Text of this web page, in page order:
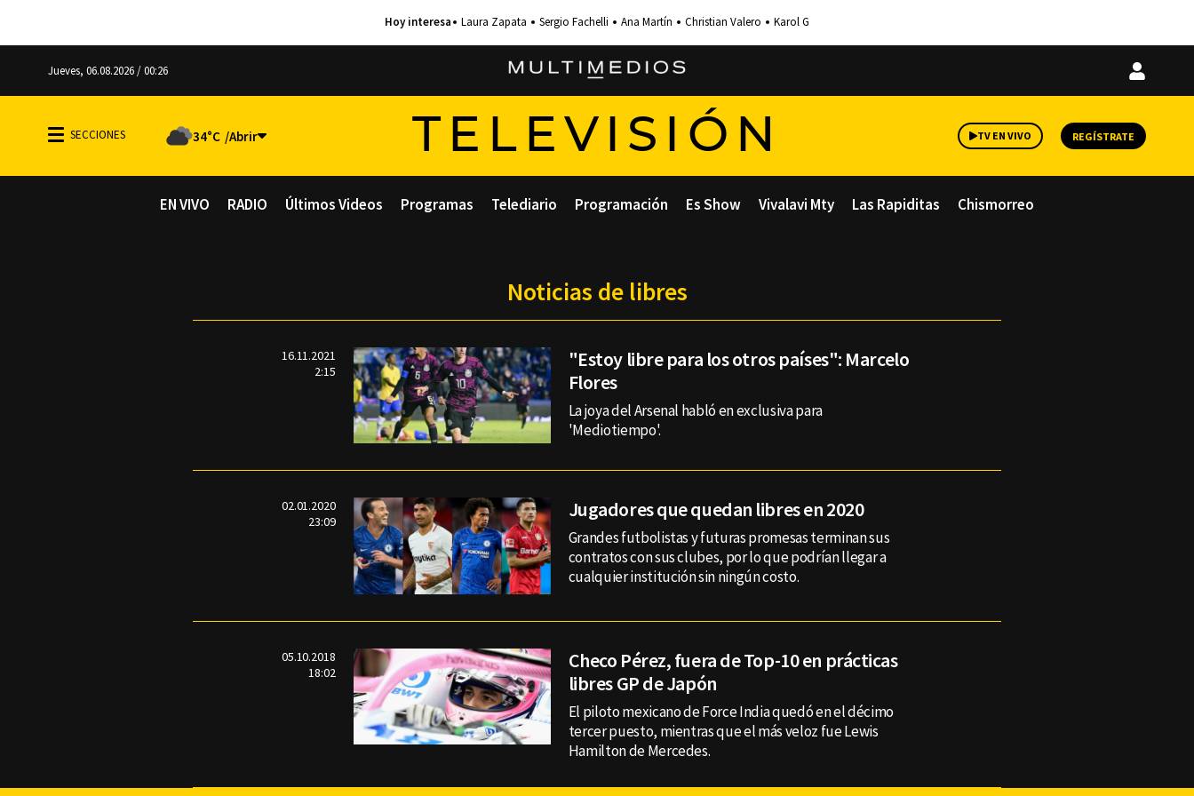
Laura Zapata Sergio Fachelli Ana Martín Christian Valero Karol G
Jueves, 06.08.2026 / 00:26
Iniciar
34°C TELEVISIÓN TV EN VIVO REGÍSTRATE
EN VIVO RADIO Últimos Videos Programas Telediario Programación Es Show Vivalavi Mty Las Rapiditas Chismorreo
Noticias de libres
16.11.2021
2:15
"Estoy libre para los otros países": Marcelo
Flores
La joya del Arsenal habló en exclusiva para
'Mediotiempo'.
02.01.2020
23:09
Jugadores que quedan libres en 2020
Grandes futbolistas y futuras promesas terminan sus
contratos con sus clubes, por lo que podrían llegar a
cualquier institución sin ningún costo.
05.10.2018
18:02
Checo Pérez, fuera de Top-10 en prácticas
libres GP de Japón
El piloto mexicano de Force India quedó en el décimo
tercer puesto, mientras que el más veloz fue Lewis
Hamilton de Mercedes.